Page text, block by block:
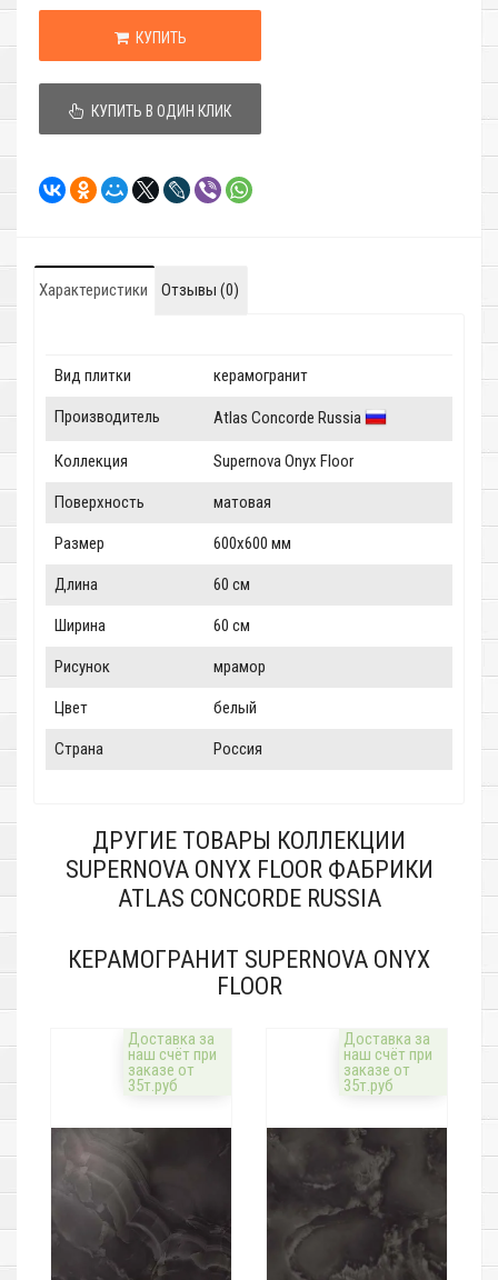
КУПИТЬ
КУПИТЬ В ОДИН КЛИК
Характеристики Отзывы (0)
Вид плитки керамогранит
Производитель Atlas Concorde Russia
Коллекция Supernova Onyx Floor
Поверхность матовая
Размер 600x600 мм
Длина 60 см
Ширина 60 см
Рисунок мрамор
Цвет белый
Страна Россия
ДРУГИЕ ТОВАРЫ КОЛЛЕКЦИИ
SUPERNOVA ONYX FLOOR ФАБРИКИ
ATLAS CONCORDE RUSSIA
КЕРАМОГРАНИТ SUPERNOVA ONYX
FLOOR
Доставка за
наш счёт при
заказе от
35т.руб
Доставка за
наш счёт при
заказе от
35т.руб